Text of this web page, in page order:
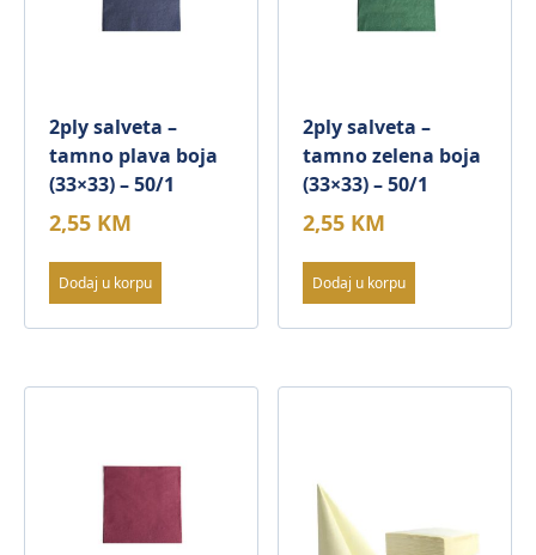
2ply salveta –
tamno plava boja
(33×33) – 50/1
2,55 KM
Dodaj u korpu
2ply salveta –
tamno zelena boja
(33×33) – 50/1
2,55 KM
Dodaj u korpu